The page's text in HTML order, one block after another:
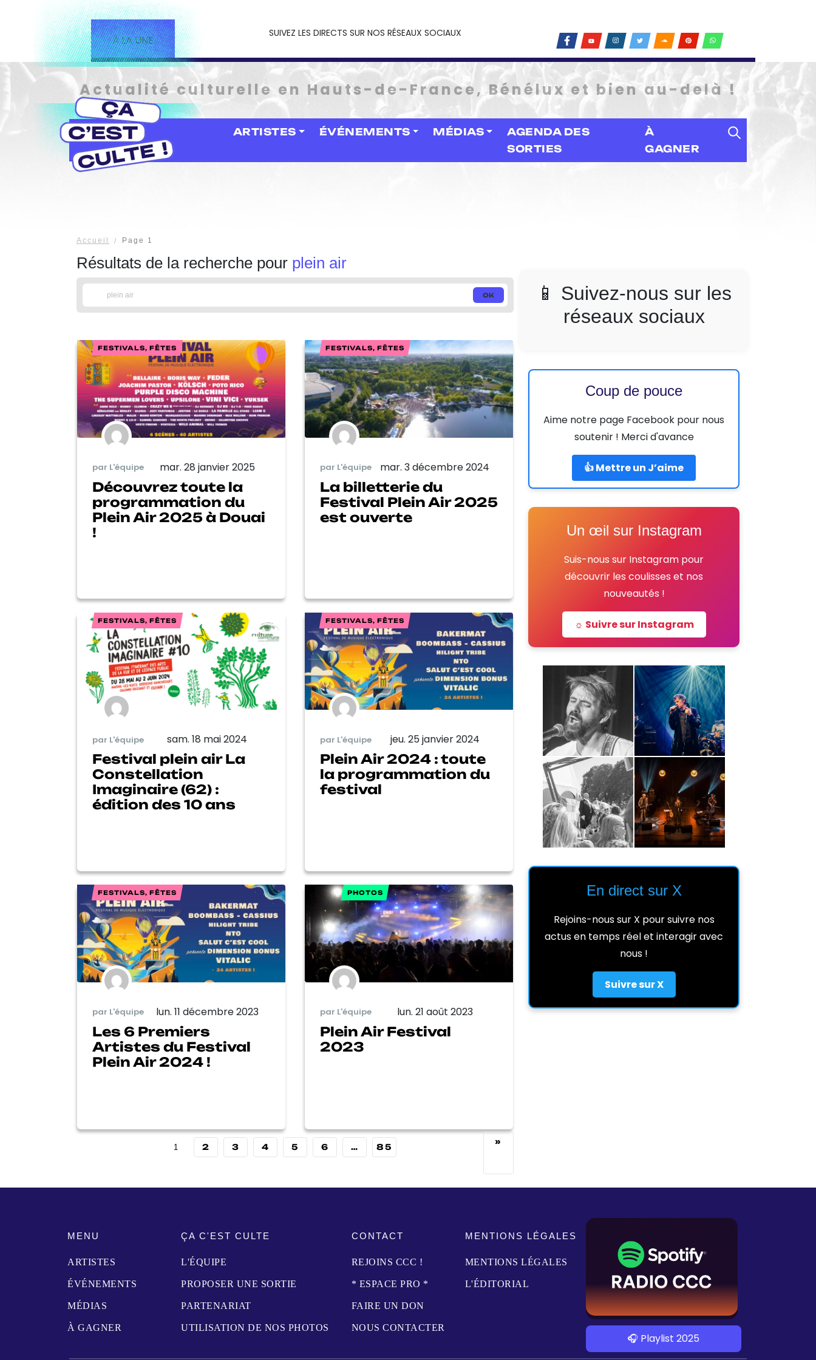
À LA UNE
SUIVEZ LES DIRECTS SUR NOS RÉSEAUX SOCIAUX
Actualité culturelle en Hauts-de-France, Bénélux et bien au-delà !
ARTISTES ÉVÉNEMENTS MÉDIAS
AGENDA DES
SORTIES
À
GAGNER
Accueil Page 1
Résultats de la recherche pour plein air
FESTIVALS, FÊTES
par L'équipe mar. 28 janvier 2025
Découvrez toute la
programmation du
Plein Air 2025 à Douai
!
FESTIVALS, FÊTES
par L'équipe mar. 3 décembre 2024
La billetterie du
Festival Plein Air 2025
est ouverte
FESTIVALS, FÊTES
par L'équipe sam. 18 mai 2024
Festival plein air La
Constellation
Imaginaire (62) :
édition des 10 ans
FESTIVALS, FÊTES
par L'équipe jeu. 25 janvier 2024
Plein Air 2024 : toute
la programmation du
festival
FESTIVALS, FÊTES
par L'équipe lun. 11 décembre 2023
Les 6 Premiers
Artistes du Festival
Plein Air 2024 !
PHOTOS
par L'équipe lun. 21 août 2023
Plein Air Festival
2023
1 2 3 4 5 6 … 85
»
📱 Suivez-nous sur les
réseaux sociaux
Coup de pouce
Aime notre page Facebook pour nous
soutenir ! Merci d'avance
👍 Mettre un J’aime
Un œil sur Instagram
Suis-nous sur Instagram pour
découvrir les coulisses et nos
nouveautés !
☼ Suivre sur Instagram
En direct sur X
Rejoins-nous sur X pour suivre nos
actus en temps réel et interagir avec
nous !
Suivre sur X
MENU
ARTISTES
ÉVÉNEMENTS
MÉDIAS
À GAGNER
ÇA C'EST CULTE
L'ÉQUIPE
PROPOSER UNE SORTIE
PARTENARIAT
UTILISATION DE NOS PHOTOS
CONTACT
REJOINS CCC !
* ESPACE PRO *
FAIRE UN DON
NOUS CONTACTER
MENTIONS LÉGALES
MENTIONS LÉGALES
L'ÉDITORIAL
🎧 Playlist 2025